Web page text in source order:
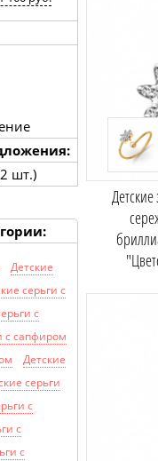
шт.)
Детские
серьги с
с
с сапфиром
Детские
серьги
с
с
с